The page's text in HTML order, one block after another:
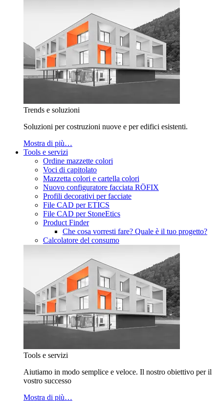
Trends e soluzioni
Soluzioni per costruzioni nuove e per edifici esistenti.
Mostra di più…
Tools e servizi
Ordine mazzette colori
Voci di capitolato
Mazzetta colori e cartella colori
Nuovo configuratore facciata RÖFIX
Profili decorativi per facciate
File CAD per ETICS
File CAD per StoneEtics
Product Finder
Che cosa vorresti fare? Quale è il tuo progetto?
Calcolatore del consumo
Tools e servizi
Aiutiamo in modo semplice e veloce. Il nostro obiettivo per il
vostro successo
Mostra di più…